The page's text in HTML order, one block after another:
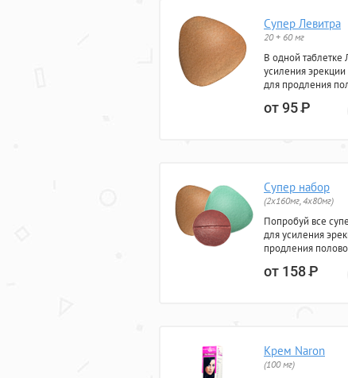
Супер Левитра
20 + 60 мг
В одной таблетке
усиления
для продления
от 95Р
Супер набор
(2х160мг, 4х80мг)
Попробуй все
для усиления
продления
от 158Р
Крем Naron
(100 мг)